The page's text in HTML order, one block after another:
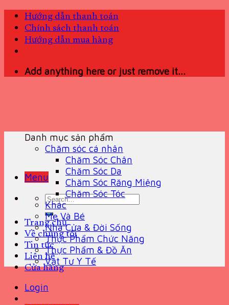
Skip
content
Hướng dẫn thanh toán
Chính sách thanh toán
Hướng dẫn mua hàng
Add anything here or just remove it...
Menu
Search
for:
Trang chủ
Về chúng tôi
Tin tức
Liên hệ
Cửa hàng
Login
Danh mục sản phẩm
Chăm sóc cá nhân
Chăm Sóc Chân
Chăm Sóc Da
Chăm Sóc Răng Miệng
Chăm Sóc Tóc
Khác
Mẹ Và Bé
Nhà Cửa & Đời Sống
Thực Phẩm Chức Năng
Thực Phẩm & Đồ Ăn
Vật Tư Y Tế